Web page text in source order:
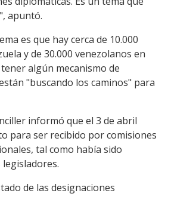
apuntó.
es que hay cerca de 10.000
y de 30.000 venezolanos en
algún mecanismo de
"buscando los caminos" para
informó que el 3 de abril
para ser recibido por comisiones
tal como había sido
de las designaciones